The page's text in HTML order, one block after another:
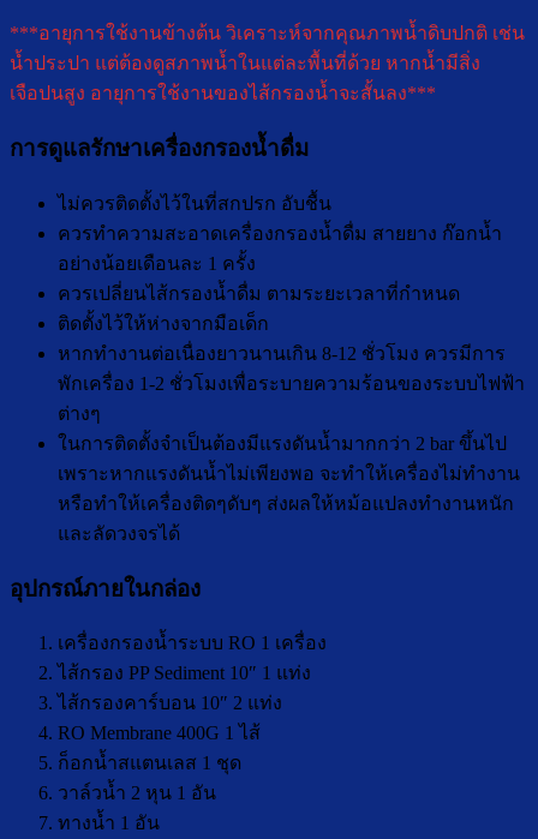
***อายุการใช้งานข้างต้น วิเคราะห์จากคุณภาพน้ำดิบปกติ เช่น
น้ำประปา แต่ต้องดูสภาพน้ำในแต่ละพื้นที่ด้วย หากน้ำมีสิ่ง
เจือปนสูง อายุการใช้งานของไส้กรองน้ำจะสั้นลง***
การดูแลรักษาเครื่องกรองน้ำดื่ม
ไม่ควรติดตั้งไว้ในที่สกปรก อับชื้น
ควรทำความสะอาดเครื่องกรองน้ำดื่ม สายยาง ก๊อกน้ำ
อย่างน้อยเดือนละ 1 ครั้ง
ควรเปลี่ยนไส้กรองน้ำดื่ม ตามระยะเวลาที่กำหนด
ติดตั้งไว้ให้ห่างจากมือเด็ก
หากทำงานต่อเนื่องยาวนานเกิน 8-12 ชั่วโมง ควรมีการ
พักเครื่อง 1-2 ชั่วโมงเพื่อระบายความร้อนของระบบไฟฟ้า
ต่างๆ
ในการติดตั้งจำเป็นต้องมีแรงดันน้ำมากกว่า 2 bar ขึ้นไป
เพราะหากแรงดันน้ำไม่เพียงพอ จะทำให้เครื่องไม่ทำงาน
หรือทำให้เครื่องติดๆดับๆ ส่งผลให้หม้อแปลงทำงานหนัก
และลัดวงจรได้
อุปกรณ์ภายในกล่อง
เครื่องกรองน้ำระบบ RO 1 เครื่อง
ไส้กรอง PP Sediment 10″ 1 แท่ง
ไส้กรองคาร์บอน 10″ 2 แท่ง
RO Membrane 400G 1 ไส้
ก็อกน้ำสแตนเลส 1 ชุด
วาล์วน้ำ 2 หุน 1 อัน
ทางน้ำ 1 อัน